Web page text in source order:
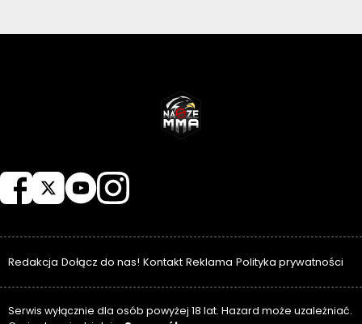
Redakcja Dołącz do nas! Kontakt Reklama Polityka prywatności
Serwis wyłącznie dla osób powyżej 18 lat. Hazard może uzależniać.